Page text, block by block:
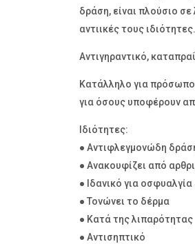
δράση, είναι πλούσιο
αντιικές τους ιδιότητες.
Αντιγηραντικό,
Κατάλληλο για
για όσους υποφέρουν
Ιδιότητες:
● Αντιφλεγμονώδη
● Ανακουφίζει από
● Ιδανικό για
● Τονώνει το δέρμα
● Κατά της λιπαρότητας
● Αντισηπτικό